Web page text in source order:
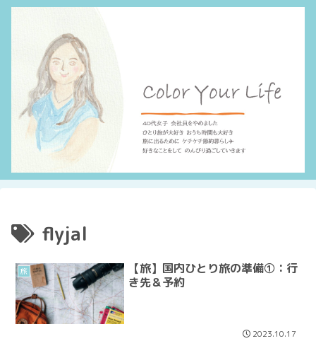
flyjal
旅
【旅】国内ひとり旅の準備①：行
き先＆予約
2023.10.17